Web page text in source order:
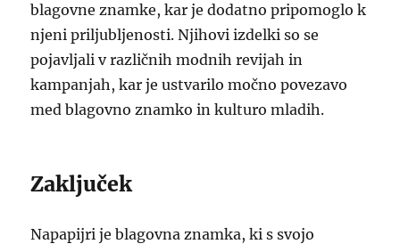
blagovne znamke, kar je dodatno pripomoglo k
njeni priljubljenosti. Njihovi izdelki so se
pojavljali v različnih modnih revijah in
kampanjah, kar je ustvarilo močno povezavo
med blagovno znamko in kulturo mladih.
Zaključek
Napapijri je blagovna znamka, ki s svojo